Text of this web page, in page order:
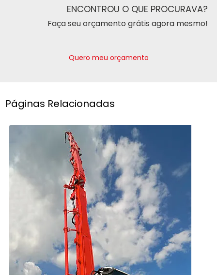
ENCONTROU O QUE PROCURAVA?
Faça seu orçamento grátis agora mesmo!
Quero meu orçamento
Páginas Relacionadas